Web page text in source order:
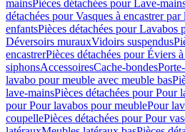
mainsPièces détachées pour Lave-
détachées pour Vasques à encastrer par
enfantsPièces détachées pour Lavabos
Déversoirs murauxVidoirs suspendus
encastrerPièces détachées pour Éviers
siphonsAccessoiresCache-bondes
lavabo pour meuble avec meuble bas
lave-mainsPièces détachées pour Pour
pour Pour lavabos pour meublePour
coupellePièces détachées pour Pour